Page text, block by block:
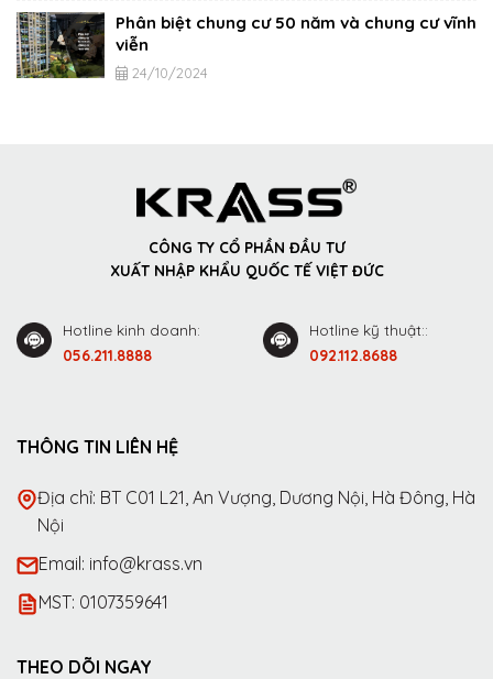
Phân biệt chung cư 50 năm và chung cư vĩnh
viễn
24/10/2024
CÔNG TY CỔ PHẦN ĐẦU TƯ
XUẤT NHẬP KHẨU QUỐC TẾ VIỆT ĐỨC
Hotline kinh doanh:
056.211.8888
Hotline kỹ thuật::
092.112.8688
THÔNG TIN LIÊN HỆ
Địa chỉ: BT C01 L21, An Vượng, Dương Nội, Hà Đông, Hà
Nội
Email: info@krass.vn
MST: 0107359641
THEO DÕI NGAY